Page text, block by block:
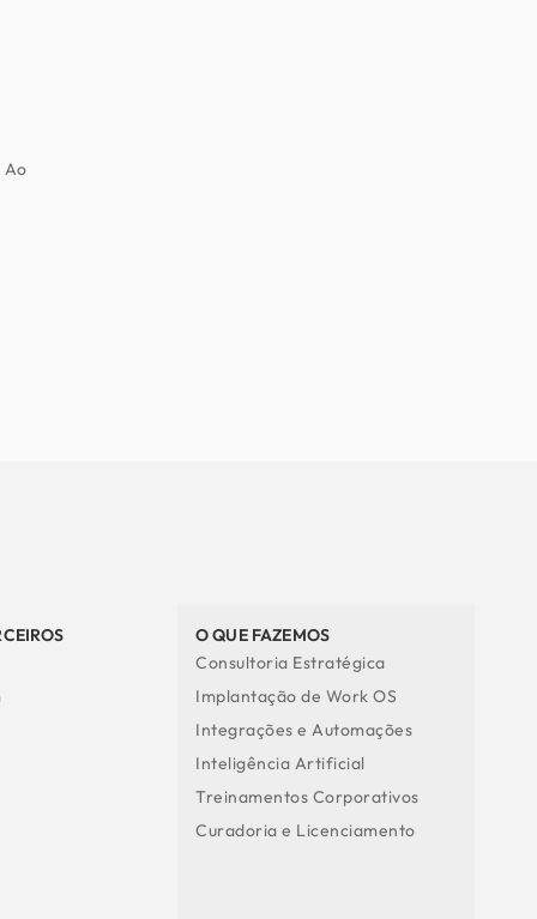
Ao
O QUE FAZEMOS
Consultoria Estratégica
Implantação de Work OS
Integrações e Automações
Inteligência Artificial
Treinamentos Corporativos
Curadoria e Licenciamento